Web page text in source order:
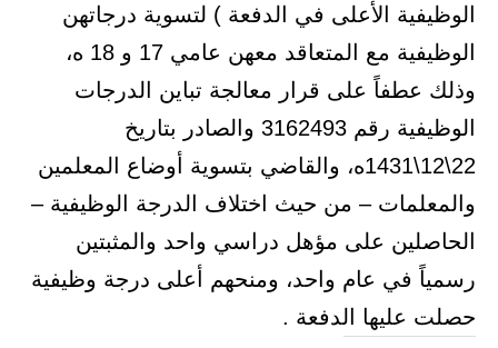
الوظيفية الأعلى في الدفعة ) لتسوية درجاتهن
الوظيفية مع المتعاقد معهن عامي 17 و 18 ه،
وذلك عطفاً على قرار معالجة تباين الدرجات
الوظيفية رقم 3162493 والصادر بتاريخ
22\12\1431ه، والقاضي بتسوية أوضاع المعلمين
والمعلمات – من حيث اختلاف الدرجة الوظيفية –
الحاصلين على مؤهل دراسي واحد والمثبتين
رسمياً في عام واحد، ومنحهم أعلى درجة وظيفية
حصلت عليها الدفعة .